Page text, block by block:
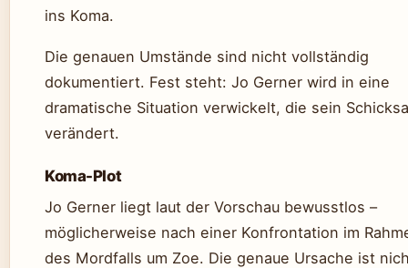
ins Koma.
Die genauen Umstände sind nicht vollständig
dokumentiert. Fest steht: Jo Gerner wird in eine
dramatische Situation verwickelt, die sein
verändert.
Koma-Plot
Jo Gerner liegt laut der Vorschau bewusstlos –
möglicherweise nach einer Konfrontation im
des Mordfalls um Zoe. Die genaue Ursache ist